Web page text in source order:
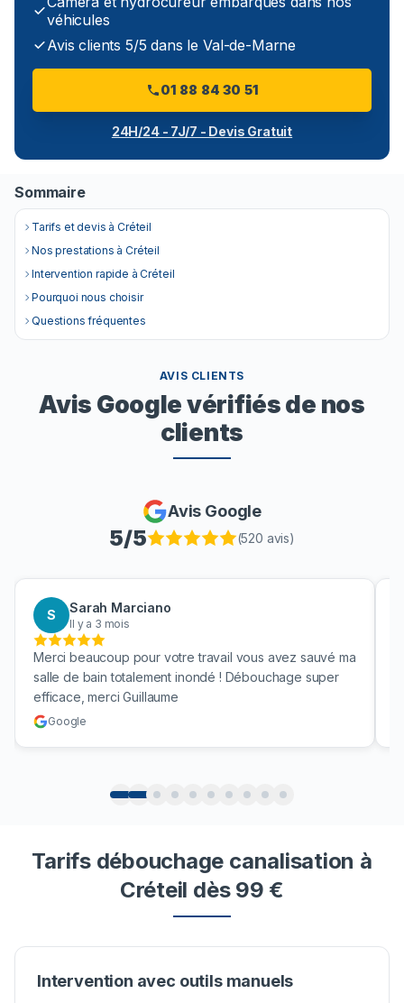
véhicules
Avis clients 5/5 dans le Val-de-Marne
01 88 84 30 51
24H/24 - 7J/7 - Devis Gratuit
Sommaire
Tarifs et devis à Créteil
Nos prestations à Créteil
Intervention rapide à Créteil
Pourquoi nous choisir
Questions fréquentes
AVIS CLIENTS
Avis Google vérifiés de nos
clients
Avis Google
5/5 (520 avis)
S Sarah Marciano
Il y a 3 mois
Merci beaucoup pour votre travail vous avez sauvé ma
salle de bain totalement inondé ! Débouchage super
efficace, merci Guillaume
Google
Tarifs débouchage canalisation à
Créteil dès 99 €
Intervention avec outils manuels